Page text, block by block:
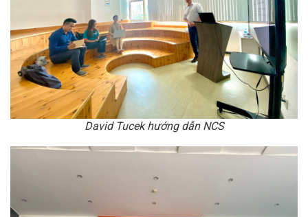
David Tucek hướng dẫn NCS